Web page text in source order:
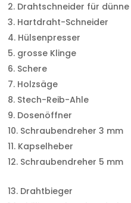
Drahtschneider für
Hartdraht-Schneider
Hülsenpresser
grosse Klinge
Schere
Holzsäge
Stech-Reib-Ahle
Dosenöffner
Schraubendreher 3 mm
Kapselheber
Schraubendreher 5 mm
Drahtbieger